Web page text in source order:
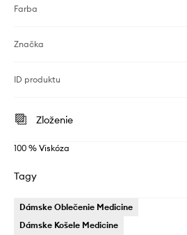
Farba
Značka
ID produktu
Zloženie
100 % Viskóza
Tagy
Dámske Oblečenie Medicine
Dámske Košele Medicine